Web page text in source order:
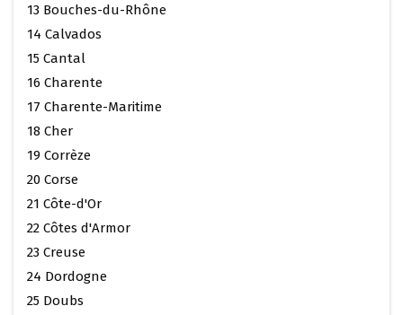
13 Bouches-du-Rhône
14 Calvados
15 Cantal
16 Charente
17 Charente-Maritime
18 Cher
19 Corrèze
20 Corse
21 Côte-d'Or
22 Côtes d'Armor
23 Creuse
24 Dordogne
25 Doubs